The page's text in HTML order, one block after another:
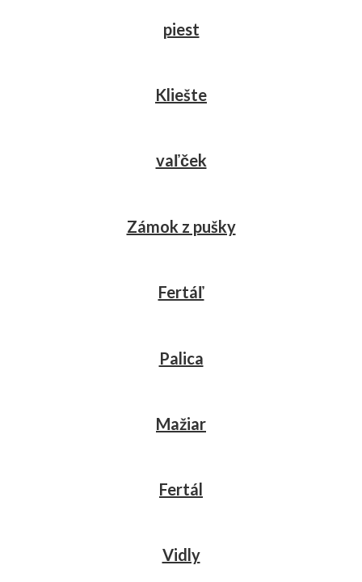
piest
Kliešte
vaľček
Zámok z pušky
Fertáľ
Palica
Mažiar
Fertál
Vidly